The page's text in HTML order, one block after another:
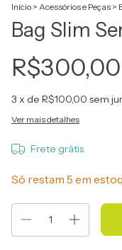
Início > Acessórios e Peças >
Bag Slim
R$300,00
3 x de R$100,00 sem
Ver mais detalhes
Frete grátis
Só restam 5 em